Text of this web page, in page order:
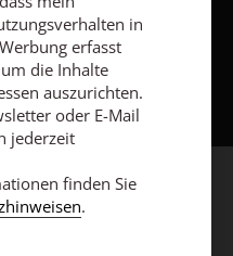
in
erfasst
die Inhalte
auszurichten.
oder E-Mail
jederzeit
finden Sie
.